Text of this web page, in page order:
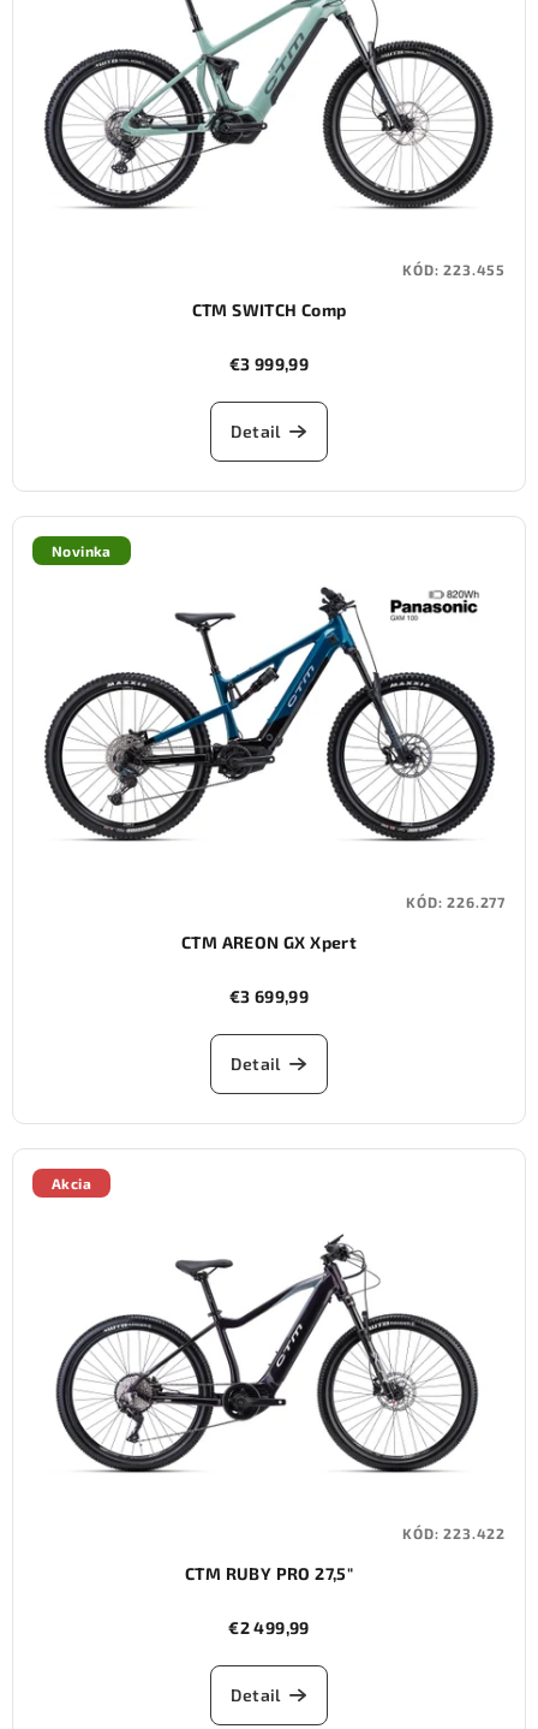
CTM SWITCH Comp
€3 999,99
Detail
KÓD:223.455
Novinka
CTM AREON GX Xpert
€3 699,99
Detail
KÓD:226.277
Akcia
CTM RUBY PRO 27,5"
€2 499,99
Detail
KÓD:223.422